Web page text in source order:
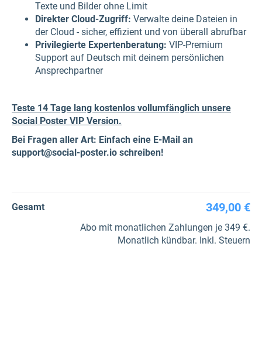
Texte und Bilder ohne Limit
Direkter Cloud-Zugriff: Verwalte deine Dateien in
der Cloud - sicher, effizient und von überall abrufbar
Privilegierte Expertenberatung: VIP-Premium
Support auf Deutsch mit deinem persönlichen
Ansprechpartner
Teste 14 Tage lang kostenlos vollumfänglich unsere
Social Poster VIP Version.
Bei Fragen aller Art: Einfach eine E-Mail an
support@social-poster.io schreiben!
Gesamt 349,00 €
Abo mit monatlichen Zahlungen je 349 €.
Monatlich kündbar. Inkl. Steuern